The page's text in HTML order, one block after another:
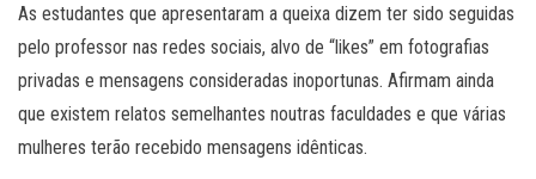
As estudantes que apresentaram a queixa dizem ter sido seguidas
pelo professor nas redes sociais, alvo de “likes” em fotografias
privadas e mensagens consideradas inoportunas. Afirmam ainda
que existem relatos semelhantes noutras faculdades e que várias
mulheres terão recebido mensagens idênticas.